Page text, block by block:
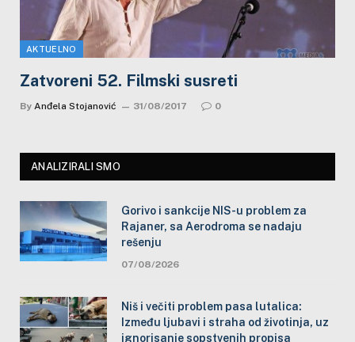
AKTUELNO
Zatvoreni 52. Filmski susreti
By Anđela Stojanović 31/08/2017 0
ANALIZIRALI SMO
Gorivo i sankcije NIS-u problem za
Rajaner, sa Aerodroma se nadaju
rešenju
07/08/2026
Niš i večiti problem pasa lutalica:
Između ljubavi i straha od životinja, uz
ignorisanje sopstvenih propisa